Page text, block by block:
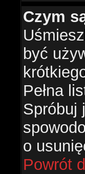
Czym
być
Pełna
Spróbuj
o
Powrót